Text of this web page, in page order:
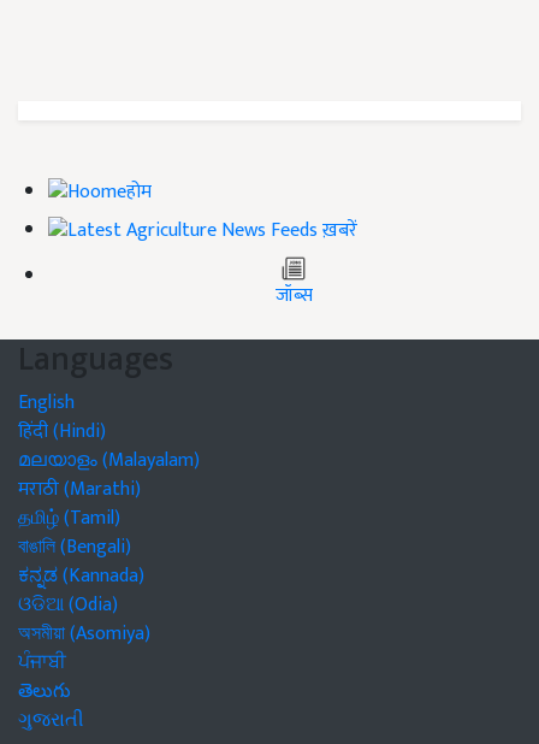
होम
ख़बरें
जॉब्स
Languages
English
हिंदी (Hindi)
മലയാളം (Malayalam)
मराठी (Marathi)
தமிழ் (Tamil)
বাঙালি (Bengali)
ಕನ್ನಡ (Kannada)
ଓଡିଆ (Odia)
অসমীয়া (Asomiya)
ਪੰਜਾਬੀ
తెలుగు
ગુજરાતી